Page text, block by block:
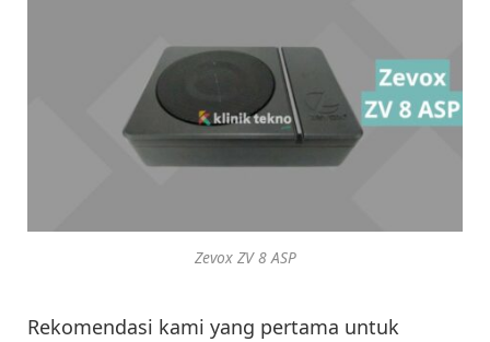
Zevox ZV 8 ASP
Rekomendasi kami yang pertama untuk